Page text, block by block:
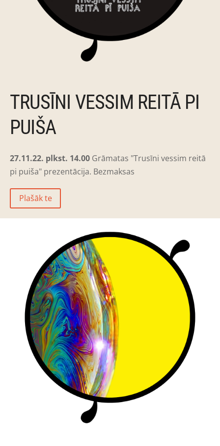
TRUSĪNI VESSIM REITĀ PI
PUIŠA
27.11.22. plkst. 14.00 Grāmatas "Trusīni vessim reitā
pi puiša" prezentācija. Bezmaksas
Plašāk te